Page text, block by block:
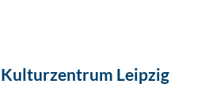
Leipzig